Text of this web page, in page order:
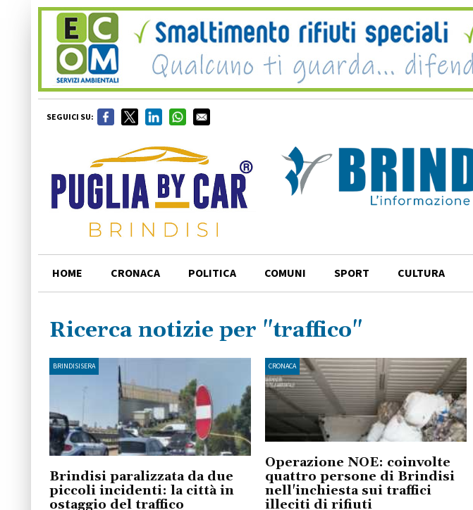
SEGUICI SU:
HOME CRONACA POLITICA COMUNI SPORT CULTURA
Ricerca notizie per "traffico"
BRINDISISERA
Brindisi paralizzata da due
piccoli incidenti: la città in
ostaggio del traffico
CRONACA
Operazione NOE: coinvolte
quattro persone di Brindisi
nell'inchiesta sui traffici
illeciti di rifiuti